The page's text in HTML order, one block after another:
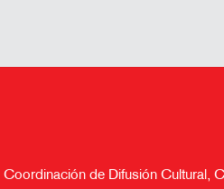
Coordinación de Difusión Cultural,